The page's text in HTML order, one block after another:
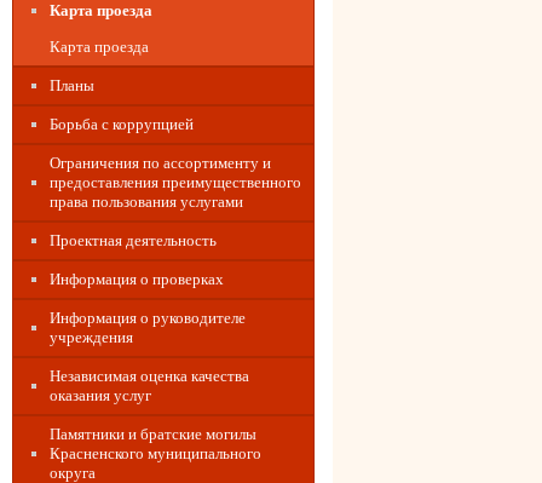
Карта проезда
Карта проезда
Планы
Борьба с коррупцией
Ограничения по ассортименту и
предоставления преимущественного
права пользования услугами
Проектная деятельность
Информация о проверках
Информация о руководителе
учреждения
Независимая оценка качества
оказания услуг
Памятники и братские могилы
Красненского муниципального
округа